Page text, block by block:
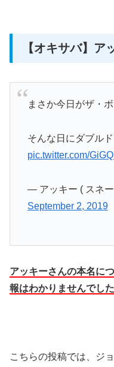
【オキサバ】ア
まさか今日がザ・
そんな日にダブル
pic.twitter.com/
— アッキー ( スネ
September 2, 2019
アッキーさんの本名に
報はわかりませんでした
こちらの投稿では、ジ